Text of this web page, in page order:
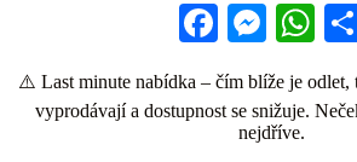
Fa
bo
ok
M
se
ng
W
ts
⚠️ Last minute nabídka – čím blíže je odlet,
vyprodávají a dostupnost se snižuje.
nejdříve.